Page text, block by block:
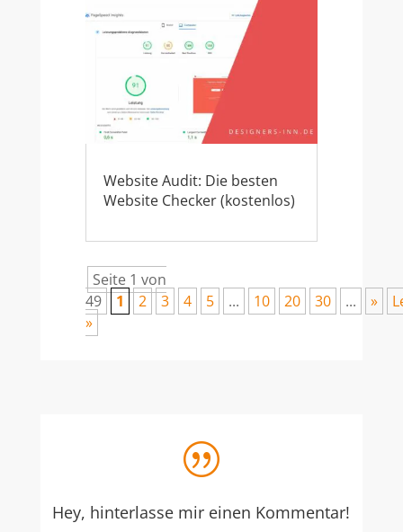
Website Audit: Die besten
Website Checker (kostenlos)
Seite 1 von
49
1 2 3 4 5 ... 10 20 30 ... »
»
|
Hey, hinterlasse mir einen Kommentar!